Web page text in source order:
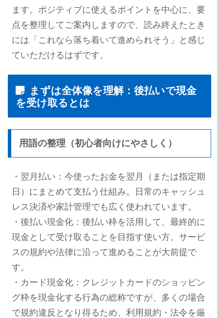
ます。ポジティブに使えるポイントを中心に、要
点を整理してご案内しますので、読み終えたとき
には「これなら落ち着いて進められそう」と感じ
ていただけるはずです。
まずは全体像を理解：後払いで現金
を受け取るとは
用語の整理（初心者向けにやさしく）
・翌月払い：今使ったお金を翌月（または指定期
日）にまとめて支払う仕組み。日常のキャッシュ
レス決済や家計管理でも広く使われています。
・後払い現金化：後払い枠を活用して、最終的に
現金として受け取ることを目指す使い方。サービ
スの規約や法律に沿って進めることが大前提で
す。
・カード現金化：クレジットカードのショッピン
グ枠を現金化する行為の総称ですが、多くの場合
で規約違反となり得るため、利用規約・法令を厳